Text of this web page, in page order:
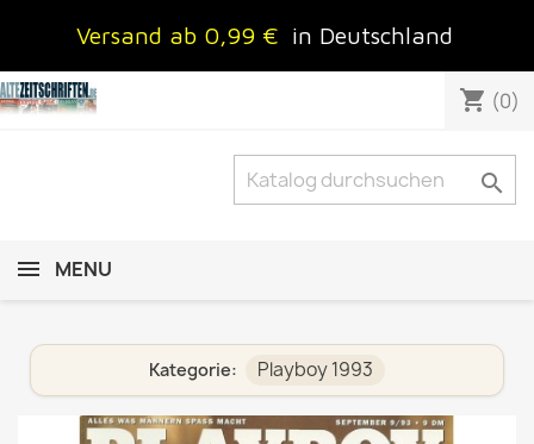
Versand ab 0,99 € in Deutschland
shopping_cart (0)

MENU
Kategorie: Playboy 1993